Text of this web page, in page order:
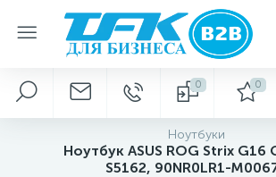
0 0
Ноутбуки
Ноутбук ASUS ROG Strix G16
S5162, 90NR0LR1-